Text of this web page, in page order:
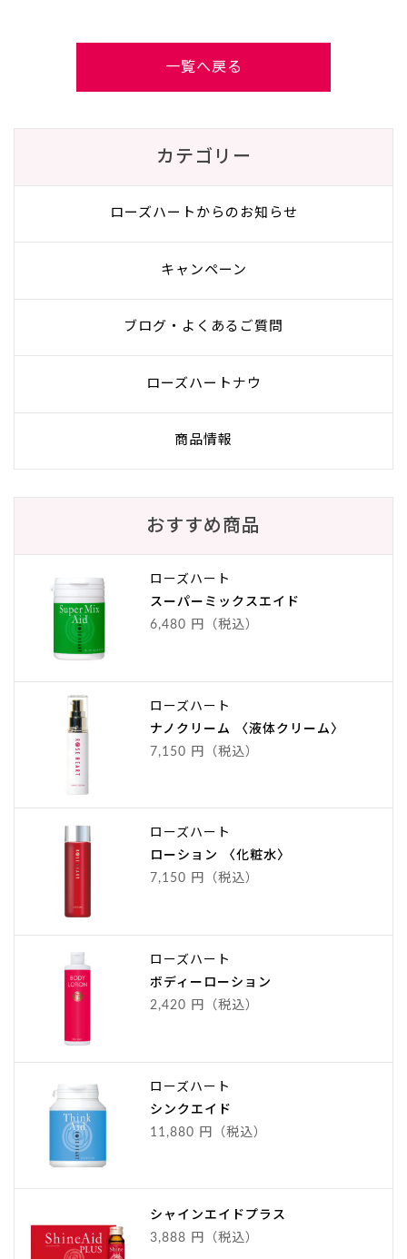
一覧へ戻る
カテゴリー
ローズハートからのお知らせ
キャンペーン
ブログ・よくあるご質問
ローズハートナウ
商品情報
おすすめ商品
ローズハート
スーパーミックスエイド
6,480 円（税込）
ローズハート
ナノクリーム 〈液体クリーム〉
7,150 円（税込）
ローズハート
ローション 〈化粧水〉
7,150 円（税込）
ローズハート
ボディーローション
2,420 円（税込）
ローズハート
シンクエイド
11,880 円（税込）
シャインエイドプラス
3,888 円（税込）